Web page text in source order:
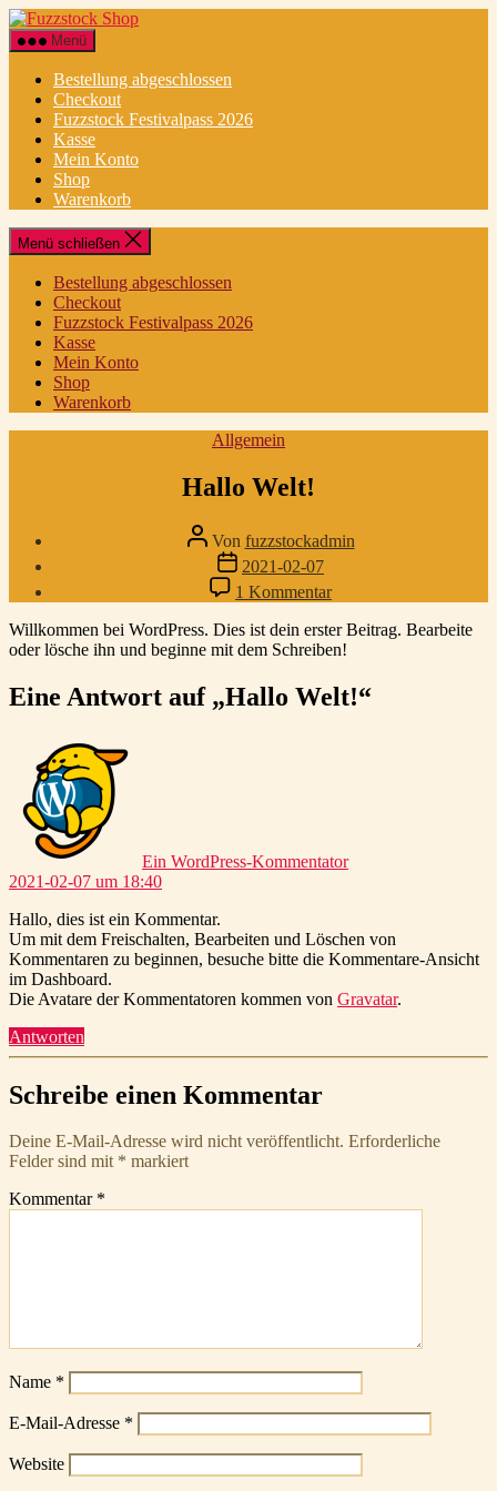
Direkt
zum
Inhalt
wechseln
Fuzzstock
Menü
Bestellung abgeschlossen
Checkout
Fuzzstock Festivalpass 2026
Kasse
Mein Konto
Shop
Warenkorb
Menü schließen
Bestellung abgeschlossen
Checkout
Fuzzstock Festivalpass 2026
Kasse
Mein Konto
Shop
Warenkorb
Kategorien
Allgemein
Hallo Welt!
Beitragsautor
Von fuzzstockadmin
Beitragsdatum
2021-02-07
1 Kommentarzu
Hallo
Welt!
Willkommen bei WordPress. Dies ist dein erster Beitrag. Bearbeite
oder lösche ihn und beginne mit dem Schreiben!
Eine Antwort auf „Hallo Welt!“
Ein WordPress-Kommentator
2021-02-07 um 18:40
Hallo, dies ist ein Kommentar.
Um mit dem Freischalten, Bearbeiten und Löschen von
Kommentaren zu beginnen, besuche bitte die Kommentare-Ansicht
im Dashboard.
Die Avatare der Kommentatoren kommen von Gravatar.
Antworten
Schreibe einen Kommentar
Deine E-Mail-Adresse wird nicht veröffentlicht. Erforderliche
Felder sind mit * markiert
Kommentar *
Name *
E-Mail-Adresse *
Website